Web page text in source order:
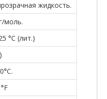
жидкость.
моль.
°C (лит.)